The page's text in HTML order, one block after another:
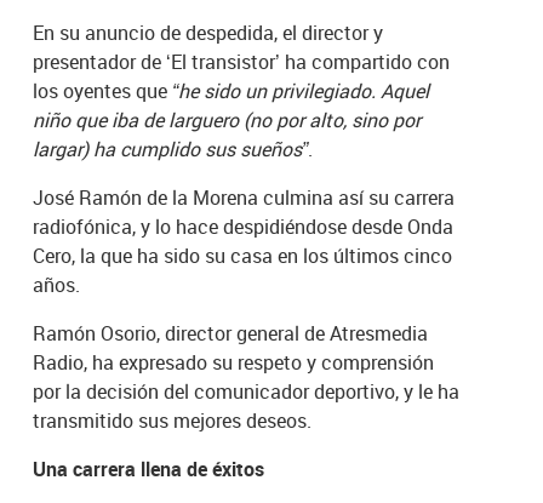
En su anuncio de despedida, el director y
presentador de ‘El transistor’ ha compartido con
los oyentes que “he sido un privilegiado. Aquel
niño que iba de larguero (no por alto, sino por
largar) ha cumplido sus sueños”.
José Ramón de la Morena culmina así su carrera
radiofónica, y lo hace despidiéndose desde Onda
Cero, la que ha sido su casa en los últimos cinco
años.
Ramón Osorio, director general de Atresmedia
Radio, ha expresado su respeto y comprensión
por la decisión del comunicador deportivo, y le ha
transmitido sus mejores deseos.
Una carrera llena de éxitos